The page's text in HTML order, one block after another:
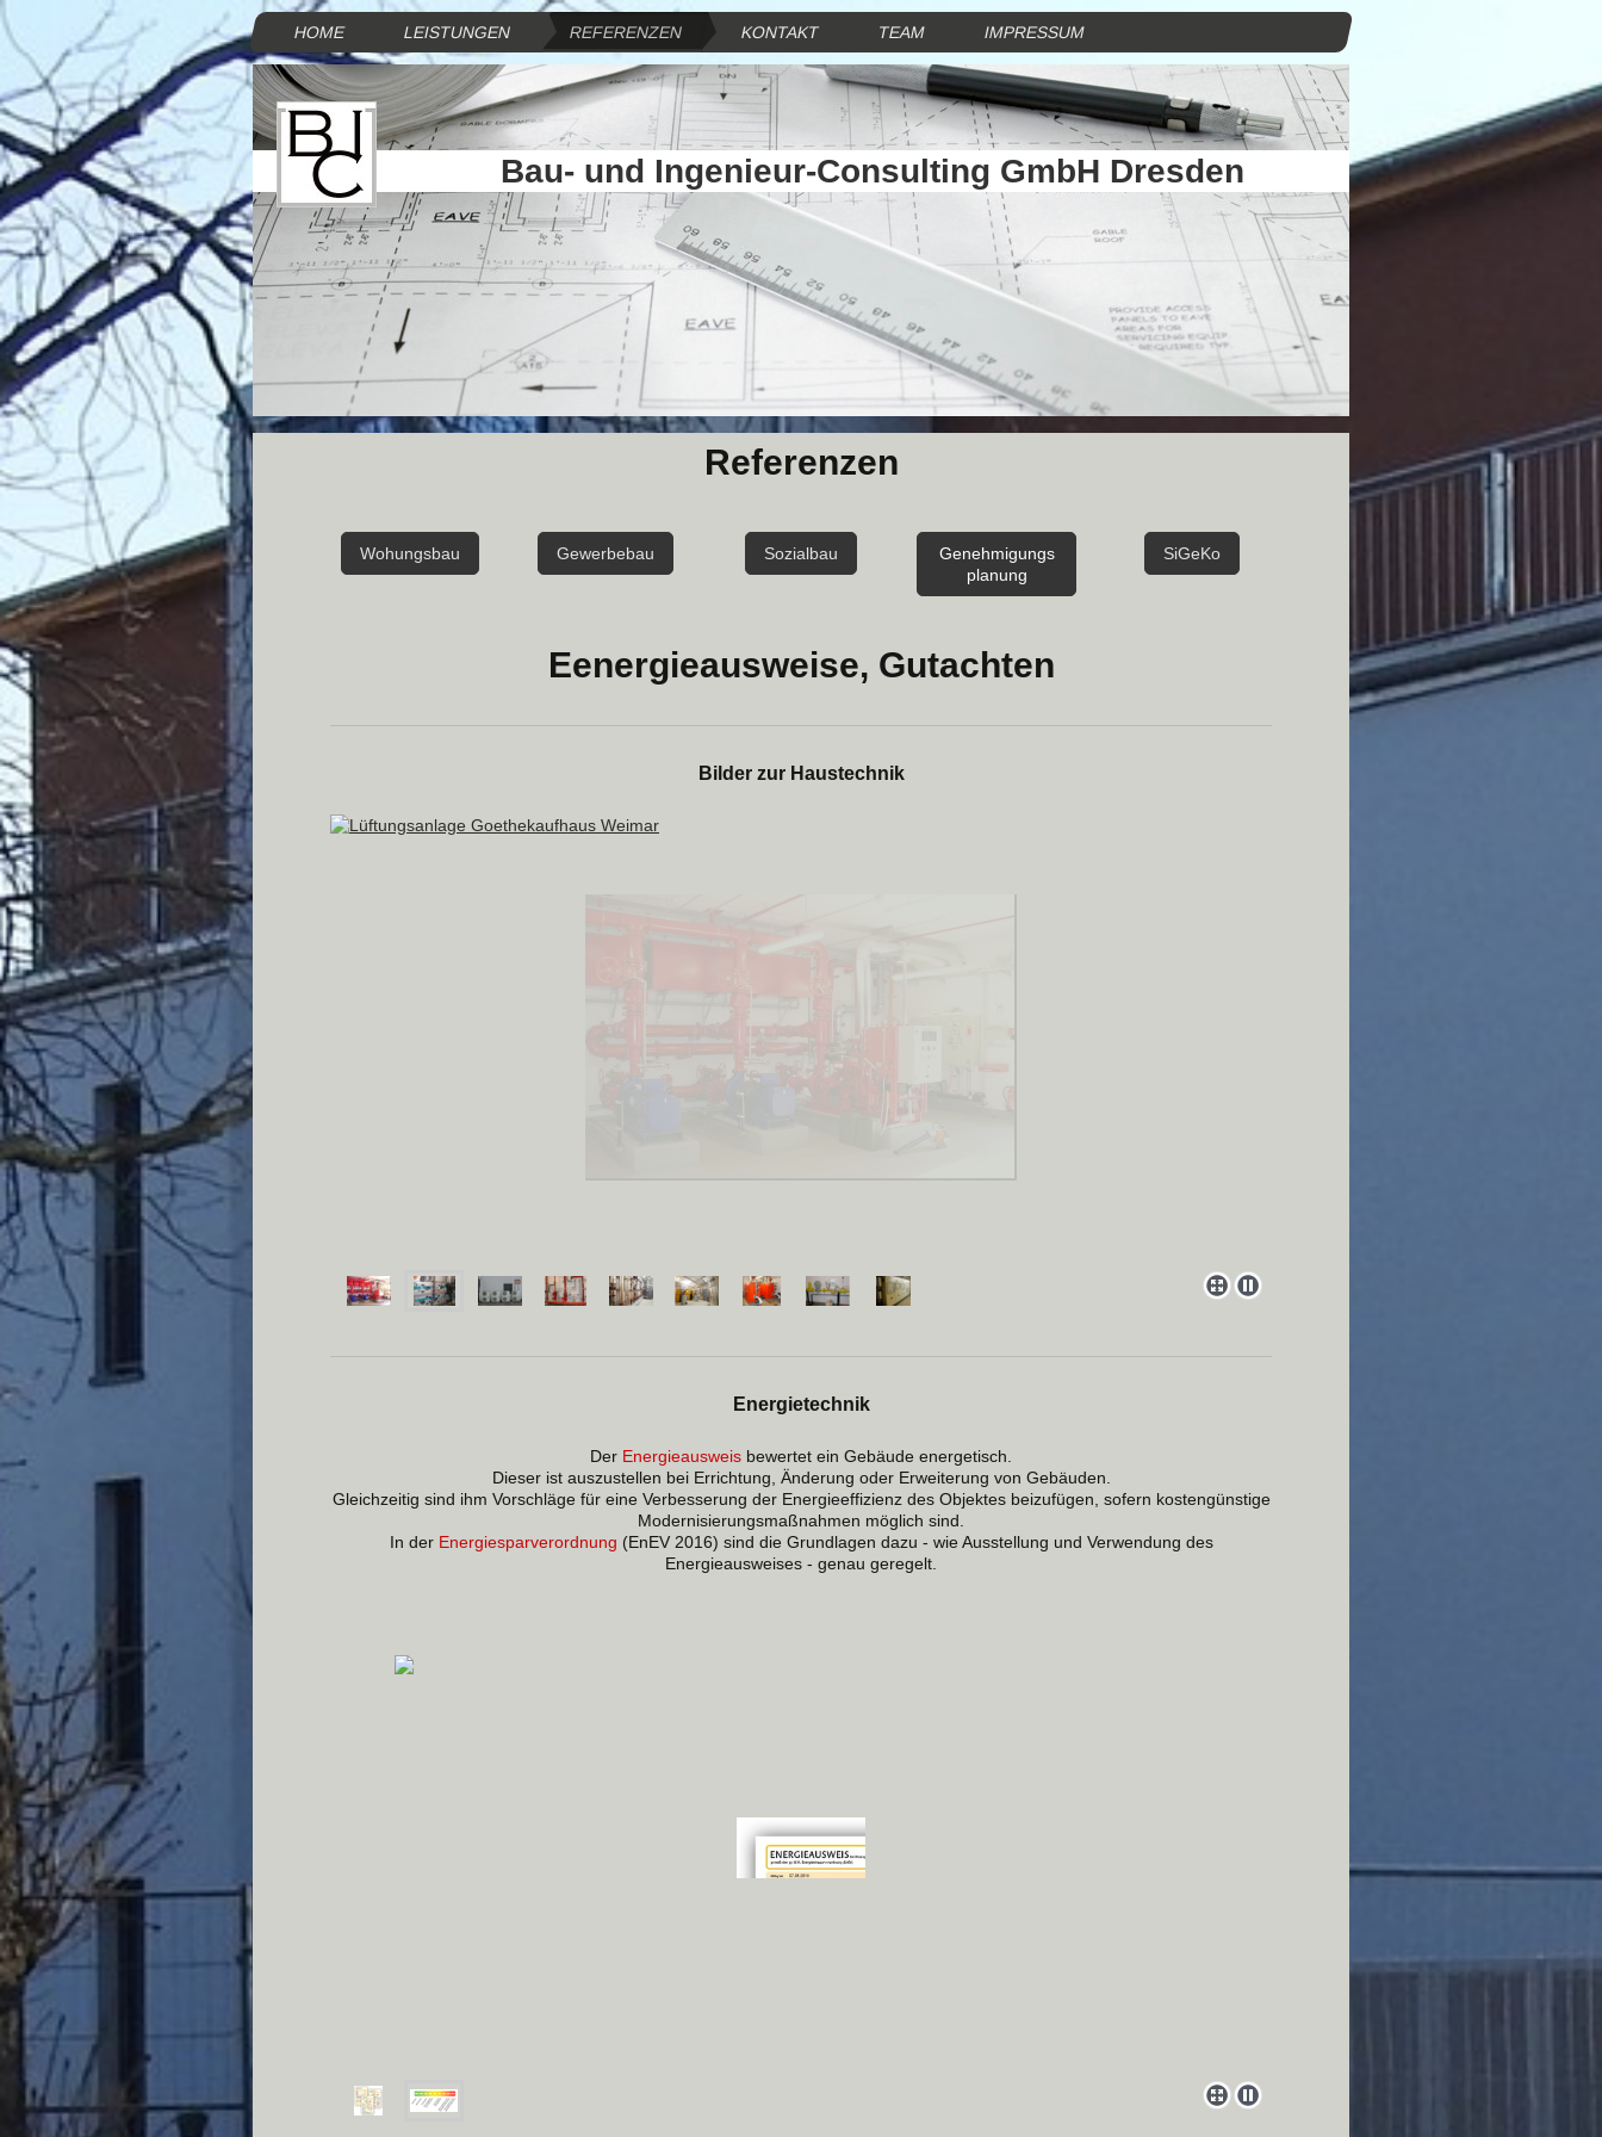
HOME LEISTUNGEN REFERENZEN KONTAKT TEAM IMPRESSUM
Bau- und Ingenieur-Consulting GmbH Dresden
Referenzen
Wohungsbau Gewerbebau Sozialbau
Genehmigungs
planung
SiGeKo
Eenergieausweise, Gutachten
Bilder zur Haustechnik
Energietechnik
Der Energieausweis bewertet ein Gebäude energetisch.
Dieser ist auszustellen bei Errichtung, Änderung oder Erweiterung von Gebäuden.
Gleichzeitig sind ihm Vorschläge für eine Verbesserung der Energieeffizienz des Objektes beizufügen, sofern kostengünstige
Modernisierungsmaßnahmen möglich sind.
In der Energiesparverordnung (EnEV 2016) sind die Grundlagen dazu - wie Ausstellung und Verwendung des
Energieausweises - genau geregelt.